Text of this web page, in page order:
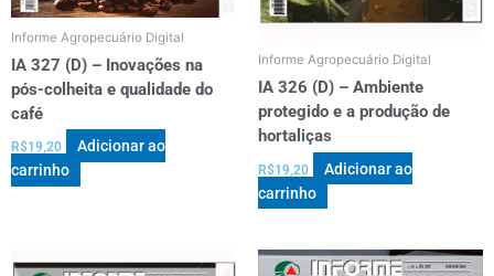
Informe Agropecuário Digital
IA 327 (D) – Inovações na
pós-colheita e qualidade do
café
R$19,20
Adicionar ao
carrinho
Informe Agropecuário Digital
IA 326 (D) – Ambiente
protegido e a produção de
hortaliças
R$19,20
Adicionar ao
carrinho